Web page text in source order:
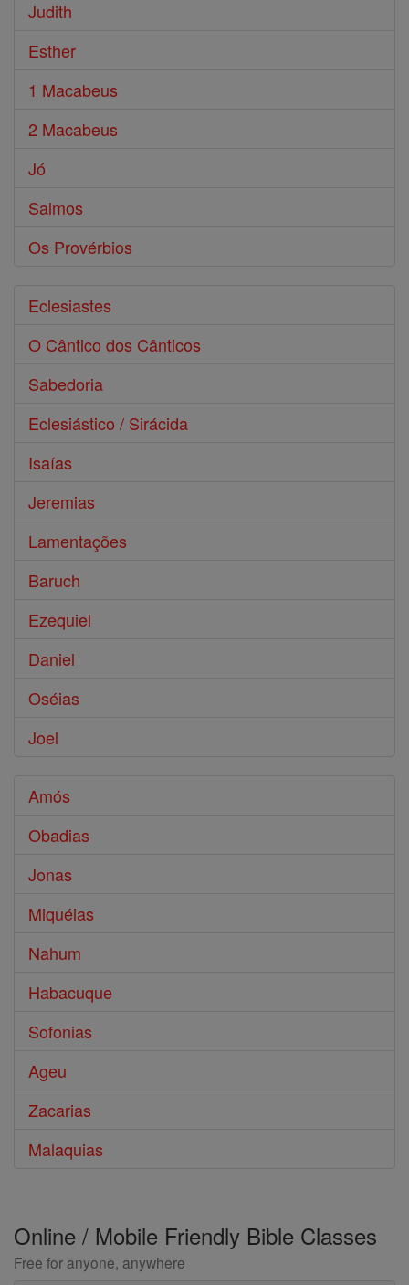
Judith
Esther
1 Macabeus
2 Macabeus
Jó
Salmos
Os Provérbios
Eclesiastes
O Cântico dos Cânticos
Sabedoria
Eclesiástico / Sirácida
Isaías
Jeremias
Lamentações
Baruch
Ezequiel
Daniel
Oséias
Joel
Amós
Obadias
Jonas
Miquéias
Nahum
Habacuque
Sofonias
Ageu
Zacarias
Malaquias
Online / Mobile Friendly Bible Classes
Free for anyone, anywhere